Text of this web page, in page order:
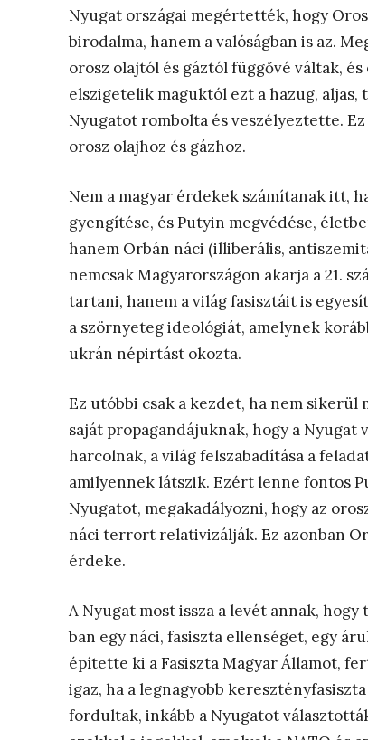
Nyugat országai megértették, hogy
birodalma, hanem a valóságban is az.
orosz olajtól és gáztól függővé váltak,
elszigetelik maguktól ezt a hazug, aljas,
Nyugatot rombolta és veszélyeztette.
orosz olajhoz és gázhoz.
Nem a magyar érdekek számítanak itt,
gyengítése, és Putyin megvédése,
hanem Orbán náci (illiberális,
nemcsak Magyarországon akarja a 21.
tartani, hanem a világ fasisztáit is
a szörnyeteg ideológiát, amelynek
ukrán népirtást okozta.
Ez utóbbi csak a kezdet, ha nem
saját propagandájuknak, hogy a
harcolnak, a világ felszabadítása a
amilyennek látszik. Ezért lenne fontos
Nyugatot, megakadályozni, hogy az
náci terrort relativizálják. Ez azonban
érdeke.
A Nyugat most issza a levét annak,
ban egy náci, fasiszta ellenséget, egy
építette ki a Fasiszta Magyar Államot,
igaz, ha a legnagyobb
fordultak, inkább a Nyugatot